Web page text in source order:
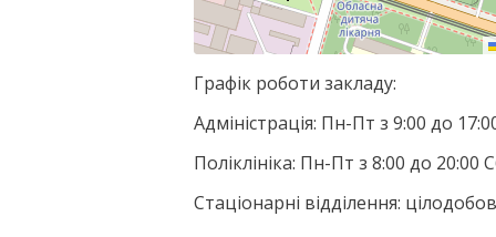
Графік роботи закладу:
Адміністрація: Пн-Пт з 9:00 до
Поліклініка: Пн-Пт з 8:00 до 20:00
Стаціонарні відділення: